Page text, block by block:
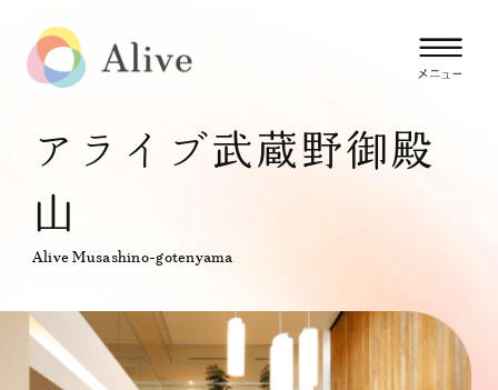
アライブ武蔵野御殿
山
Alive Musashino-gotenyama